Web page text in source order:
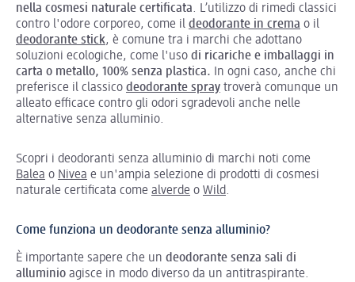
nella cosmesi naturale certificata. L’utilizzo di rimedi classici
contro l'odore corporeo, come il deodorante in crema o il
deodorante stick, è comune tra i marchi che adottano
soluzioni ecologiche, come l'uso di ricariche e imballaggi in
carta o metallo, 100% senza plastica. In ogni caso, anche chi
preferisce il classico deodorante spray troverà comunque un
alleato efficace contro gli odori sgradevoli anche nelle
alternative senza alluminio.
Scopri i deodoranti senza alluminio di marchi noti come
Balea o Nivea e un'ampia selezione di prodotti di cosmesi
naturale certificata come alverde o Wild.
Come funziona un deodorante senza alluminio?
È importante sapere che un deodorante senza sali di
alluminio agisce in modo diverso da un antitraspirante.